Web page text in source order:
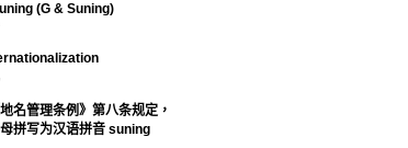
(G & Suning)
名管理条例》第八条规定，
拼写为汉语拼音 suning